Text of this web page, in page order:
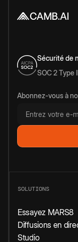
Sécurité de
SOC 2 Type
Abonnez-vous à
SOLUTIONS
Essayez MARS8
Diffusions en
Studio